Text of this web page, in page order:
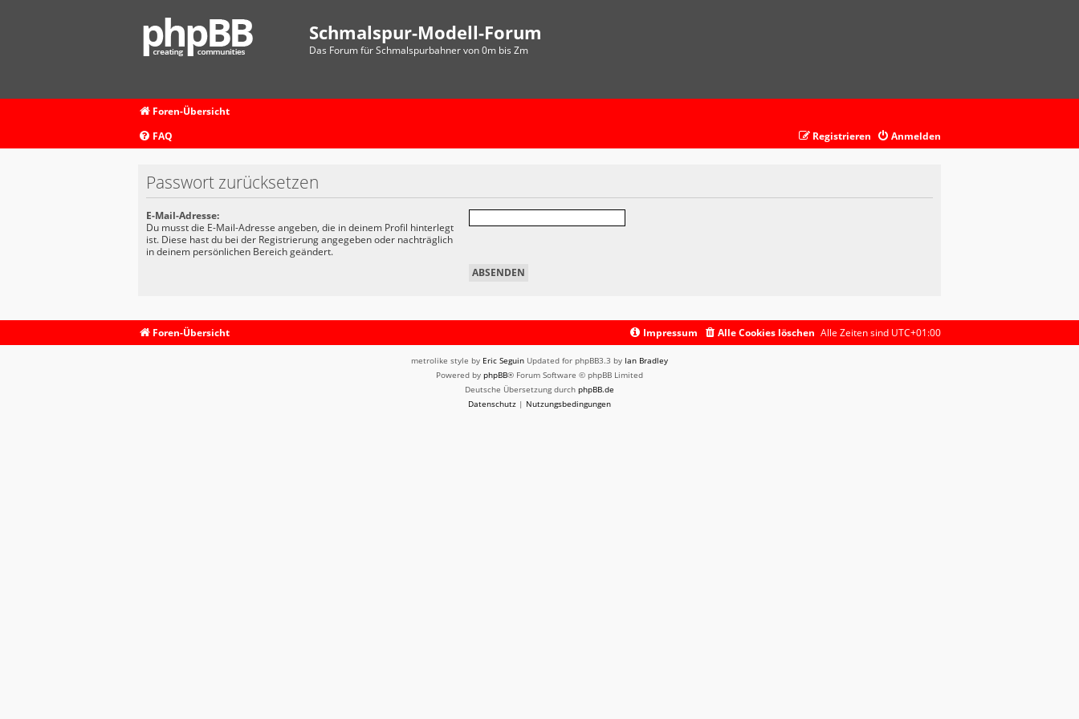
Schmalspur-Modell-Forum
Das Forum für Schmalspurbahner von 0m bis Zm
Foren-Übersicht
FAQ
Anmelden
Registrieren
Passwort zurücksetzen
E-Mail-Adresse:
Du musst die E-Mail-Adresse angeben, die in deinem Profil hinterlegt
ist. Diese hast du bei der Registrierung angegeben oder nachträglich
in deinem persönlichen Bereich geändert.
Foren-Übersicht Alle Zeiten sind UTC+01:00
Alle Cookies löschen
Impressum
metrolike style by Eric Seguin Updated for phpBB3.3 by Ian Bradley
Powered by phpBB® Forum Software © phpBB Limited
Deutsche Übersetzung durch phpBB.de
Datenschutz | Nutzungsbedingungen